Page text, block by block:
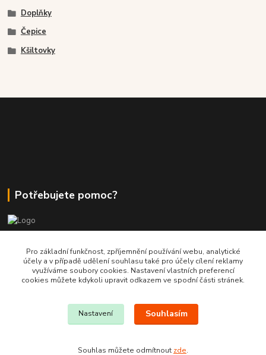
Doplňky
Čepice
Kšiltovky
Potřebujete pomoc?
+420 380 830 198
wokas.online@yahoo.cz
Pro základní funkčnost, zpříjemnění používání webu, analytické
účely a v případě udělení souhlasu také pro účely cílení reklamy
využíváme soubory cookies. Nastavení vlastních preferencí
cookies můžete kdykoli upravit odkazem ve spodní části stránek.
Nastavení Souhlasím
Souhlas můžete odmítnout zde.